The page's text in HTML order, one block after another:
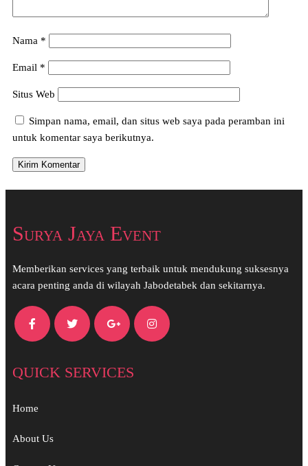
Nama *
Email *
Situs Web
Simpan nama, email, dan situs web saya pada peramban ini
untuk komentar saya berikutnya.
Surya Jaya Event
Memberikan services yang terbaik untuk mendukung suksesnya
acara penting anda di wilayah Jabodetabek dan sekitarnya.
QUICK SERVICES
Home
About Us